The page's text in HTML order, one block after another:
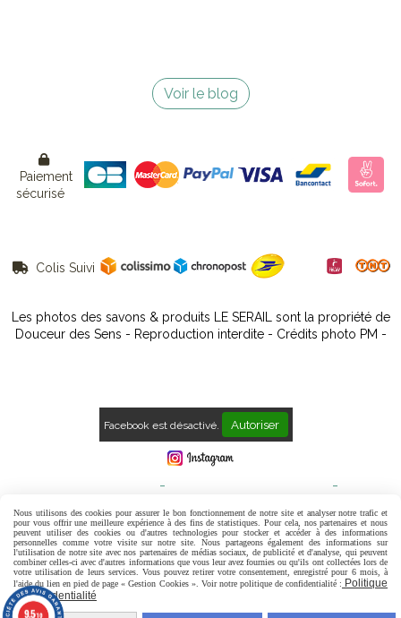
Voir le blog

Paiement
sécurisé
 Colis Suivi
Les photos des savons & produits LE SERAIL sont la propriété de
Douceur des Sens - Reproduction interdite - Crédits photo PM -
Facebook est désactivé. Autoriser
Politique de confidentialité Gestion cookies Mon Compte
Contact Avis Clients
Nous utilisons des cookies pour assurer le bon fonctionnement de notre site et analyser notre trafic et
pour vous offrir une meilleure expérience à des fins de statistiques. Pour cela, nos partenaires et nous
peuvent utiliser des cookies ou d'autres technologies pour stocker et accéder à des informations
personnelles comme votre visite sur notre site. Nous partageons également des informations sur
l'utilisation de notre site avec nos partenaires de médias sociaux, de publicité et d'analyse, qui peuvent
combiner celles-ci avec d'autres informations que vous leur avez fournies ou qu'ils ont collectées lors de
votre utilisation de leurs services. Vous pouvez retirer votre consentement, enregistré pour 6 mois, à
l'aide du lien en pied de page « Gestion Cookies ». Voir notre politique de confidentialité : Politique
de confidentialité
9.5/10